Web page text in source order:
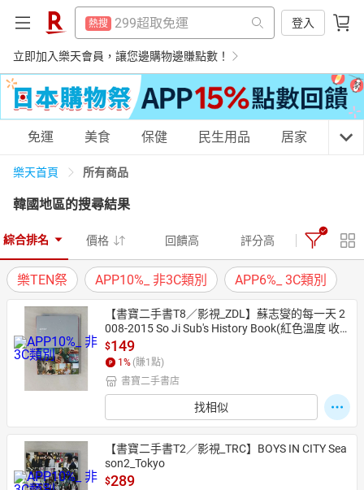
熱搜 299超取免運
熱搜 防颱專區
熱搜 平板電腦
熱搜 微波爐
抽7777點
熱搜 熱門飯店推薦
登入
立即加入樂天會員，讓您邊購物邊賺點數！
熱搜 防颱專區
平板電腦
熱搜 微波爐
熱搜 床架
熱搜 電子閱讀器
熱搜 吹風機
熱搜 抽7777點
熱搜 熱門飯店推薦
購物網分類
居家生活 3C家電 運動休閒 親子玩具
女裝 男裝
電子/紙本書
HOT
免運 美食 保健 民生用品 居家 3C
樂天首頁 所有商品
韓國地區的搜尋結果
綜合排名 價格 回饋高 評分高
樂TEN祭 APP10%_ 非3C類別 APP6%_ 3C類別
【書寶二手書T8／影視_ZDL】蘇志燮的每一天 2
008-2015 So Ji Sub's History Book(紅色溫度 收
藏版)_51K/企劃撰寫, 蘇志燮,  王品涵
$149
1 % (賺1 點)
書寶二手書店
找相似
【書寶二手書T2／影視_TRC】BOYS IN CITY Sea
son2_Tokyo
$289